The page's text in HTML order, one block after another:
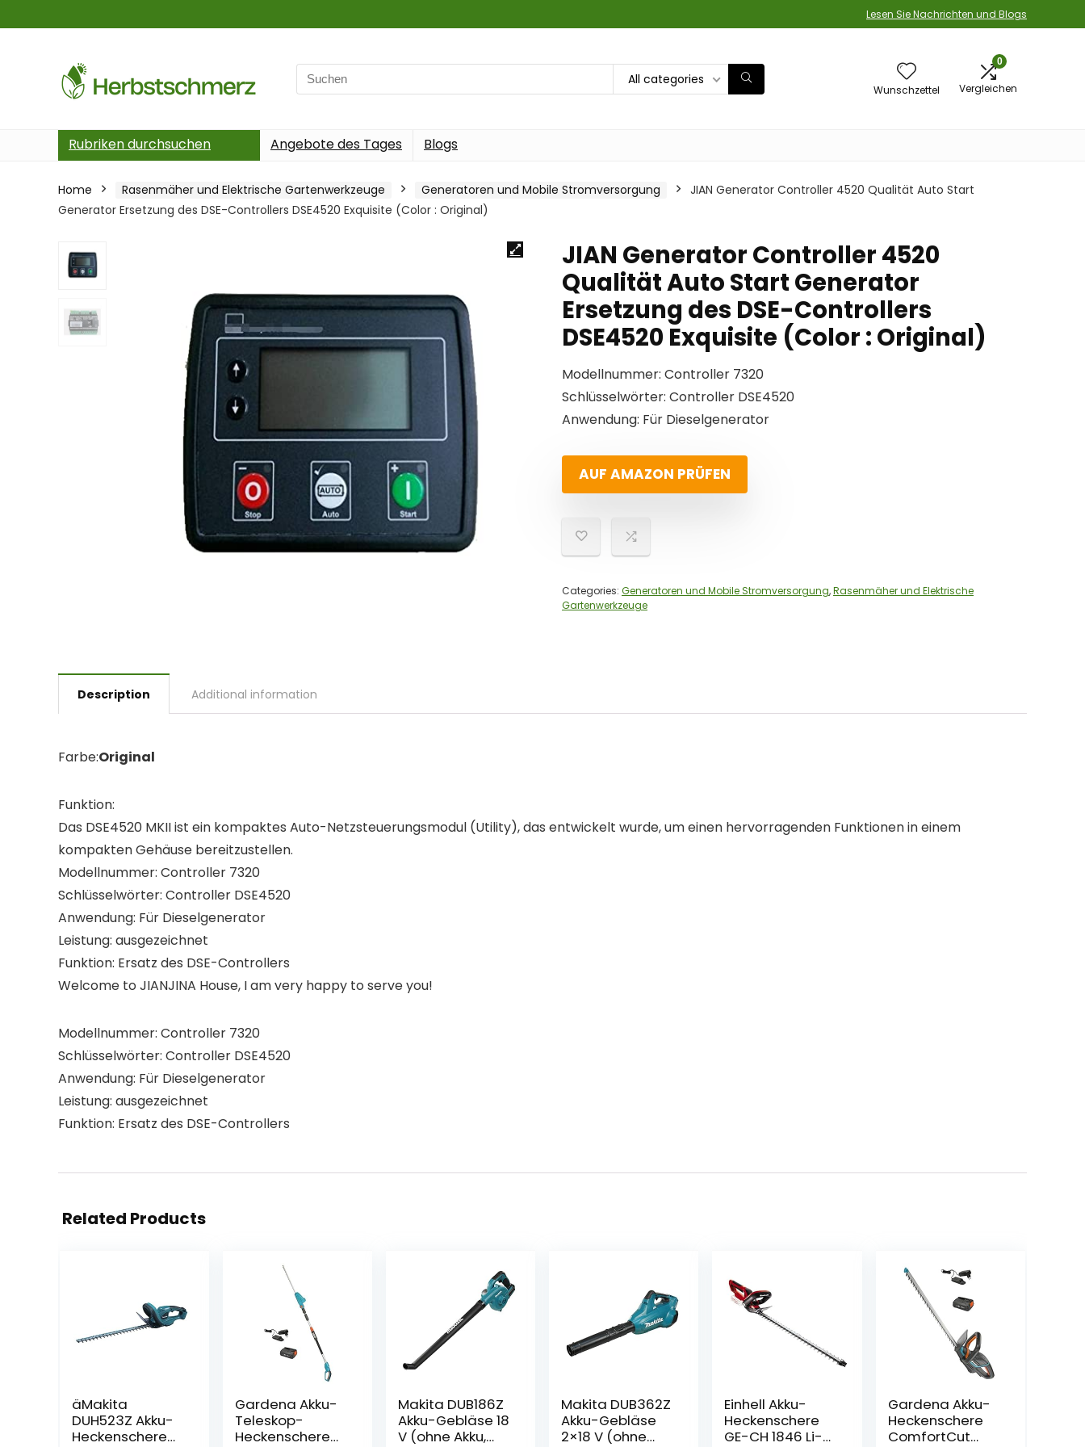
Lesen Sie Nachrichten und Blogs
Search
for:
All categories
Wunschzettel
0
Vergleichen
Rubriken durchsuchen Angebote des Tages Blogs
Home Rasenmäher und Elektrische Gartenwerkzeuge Generatoren und Mobile Stromversorgung
JIAN Generator Controller 4520 Qualität Auto Start
Generator Ersetzung des DSE-Controllers DSE4520 Exquisite (Color : Original)
JIAN Generator Controller 4520
Qualität Auto Start Generator
Ersetzung des DSE-Controllers
DSE4520 Exquisite (Color : Original)
Modellnummer: Controller 7320
Schlüsselwörter: Controller DSE4520
Anwendung: Für Dieselgenerator
AUF AMAZON PRÜFEN
Categories: Generatoren und Mobile Stromversorgung,Rasenmäher und Elektrische
Gartenwerkzeuge
Description Additional information
Farbe:Original
Funktion:
Das DSE4520 MKII ist ein kompaktes Auto-Netzsteuerungsmodul (Utility), das entwickelt wurde, um einen hervorragenden Funktionen in einem
kompakten Gehäuse bereitzustellen.
Modellnummer: Controller 7320
Schlüsselwörter: Controller DSE4520
Anwendung: Für Dieselgenerator
Leistung: ausgezeichnet
Funktion: Ersatz des DSE-Controllers
Welcome to JIANJINA House, I am very happy to serve you!
Modellnummer: Controller 7320
Schlüsselwörter: Controller DSE4520
Anwendung: Für Dieselgenerator
Leistung: ausgezeichnet
Funktion: Ersatz des DSE-Controllers
Related Products
äMakita
DUH523Z Akku-
Heckenschere
Gardena Akku-
Teleskop-
Heckenschere
Makita DUB186Z
Akku-Gebläse 18
V (ohne Akku,
Makita DUB362Z
Akku-Gebläse
2×18 V (ohne
Einhell Akku-
Heckenschere
GE-CH 1846 Li-
Gardena Akku-
Heckenschere
ComfortCut